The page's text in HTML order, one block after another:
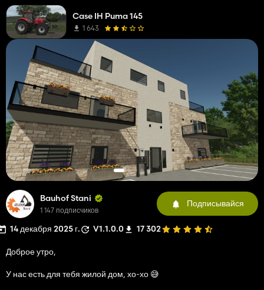
Bauhof Stani
1 147 подписчиков
Подписывайся
14 декабря 2025 г. V1.1.0.0 17 302
Доброе утро,
У нас есть для тебя жилой дом, хо-хо 😅
Case IH Puma 145
1 643